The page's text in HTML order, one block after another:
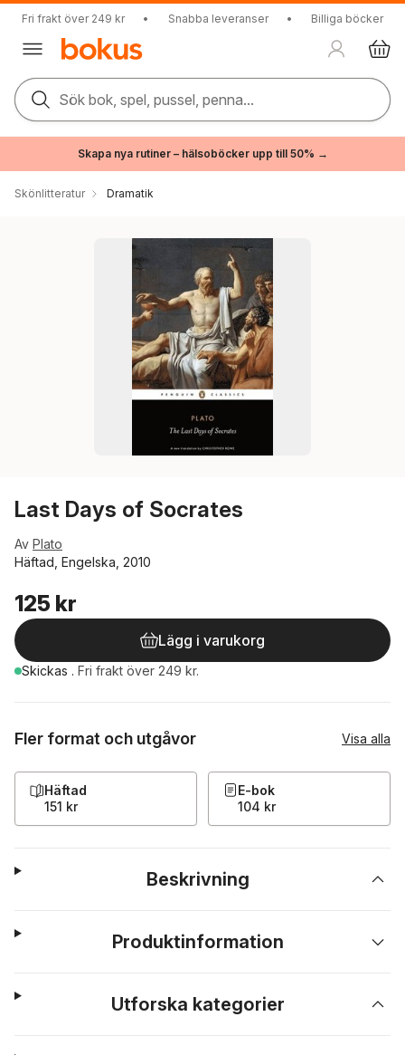
Fri frakt över 249 kr • Snabba leveranser • Billiga böcker
Sök bok, spel, pussel, penna...
Skapa nya rutiner – hälsoböcker upp till 50% →
Skönlitteratur Dramatik
Last Days of Socrates
Av Plato
Häftad, Engelska, 2010
125 kr
Lägg i varukorg
Skickas . Fri frakt över 249 kr.
Fler format och utgåvor Visa alla
Häftad
151 kr
E-bok
104 kr
Beskrivning
Produktinformation
Utforska kategorier